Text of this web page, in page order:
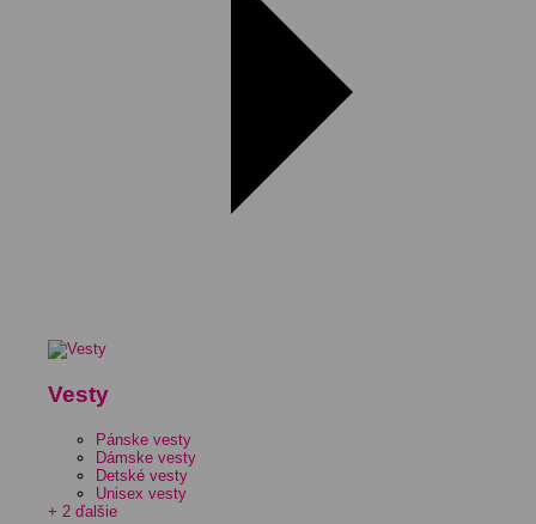
Vesty
Pánske vesty
Dámske vesty
Detské vesty
Unisex vesty
+ 2 ďalšie